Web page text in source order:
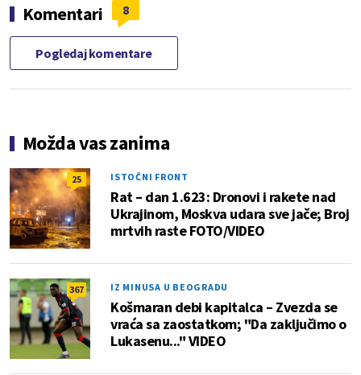
Komentari 8
Pogledaj komentare
Možda vas zanima
25 ISTOČNI FRONT
Rat – dan 1.623: Dronovi i rakete nad
Ukrajinom, Moskva udara sve jače; Broj
mrtvih raste FOTO/VIDEO
367 IZ MINUSA U BEOGRADU
Košmaran debi kapitalca – Zvezda se
vraća sa zaostatkom; "Da zaključimo o
Lukasenu..." VIDEO